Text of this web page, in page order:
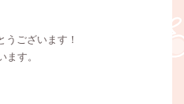
ございます！
ます。